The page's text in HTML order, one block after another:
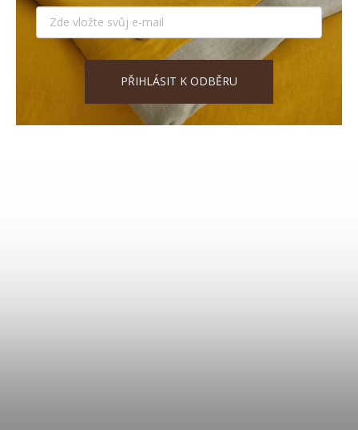
PŘIHLÁSIT K ODBĚRU